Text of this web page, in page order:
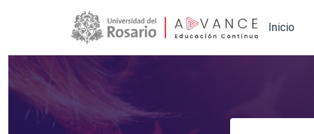
Main navigation
Inicio